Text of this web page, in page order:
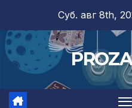
content
Суб. авг 8th,